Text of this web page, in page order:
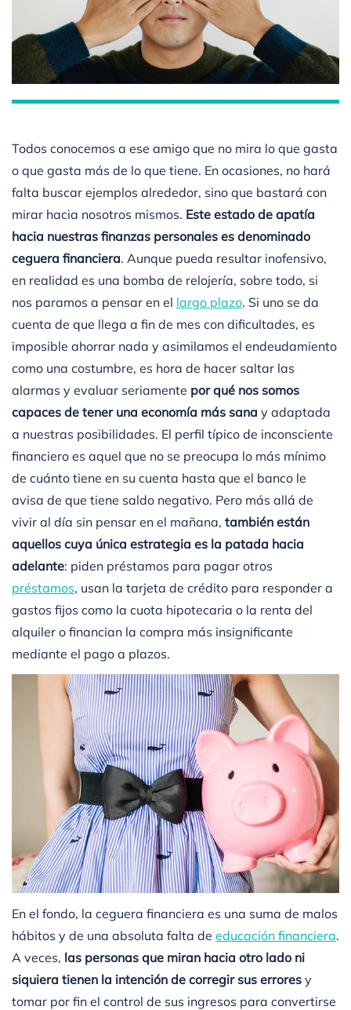
Todos conocemos a ese amigo que no mira lo que gasta
o que gasta más de lo que tiene. En ocasiones, no hará
falta buscar ejemplos alrededor, sino que bastará con
mirar hacia nosotros mismos. Este estado de apatía
hacia nuestras finanzas personales es denominado
ceguera financiera. Aunque pueda resultar inofensivo,
en realidad es una bomba de relojería, sobre todo, si
nos paramos a pensar en el largo plazo. Si uno se da
cuenta de que llega a fin de mes con dificultades, es
imposible ahorrar nada y asimilamos el endeudamiento
como una costumbre, es hora de hacer saltar las
alarmas y evaluar seriamente por qué nos somos
capaces de tener una economía más sana y adaptada
a nuestras posibilidades. El perfil típico de inconsciente
financiero es aquel que no se preocupa lo más mínimo
de cuánto tiene en su cuenta hasta que el banco le
avisa de que tiene saldo negativo. Pero más allá de
vivir al día sin pensar en el mañana, también están
aquellos cuya única estrategia es la patada hacia
adelante: piden préstamos para pagar otros
préstamos, usan la tarjeta de crédito para responder a
gastos fijos como la cuota hipotecaria o la renta del
alquiler o financian la compra más insignificante
mediante el pago a plazos.
En el fondo, la ceguera financiera es una suma de malos
hábitos y de una absoluta falta de educación financiera.
A veces, las personas que miran hacia otro lado ni
siquiera tienen la intención de corregir sus errores y
tomar por fin el control de sus ingresos para convertirse